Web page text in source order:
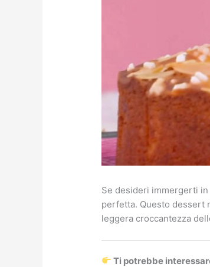
Se desideri immergerti in
perfetta. Questo dessert
leggera croccantezza
Ti potrebbe